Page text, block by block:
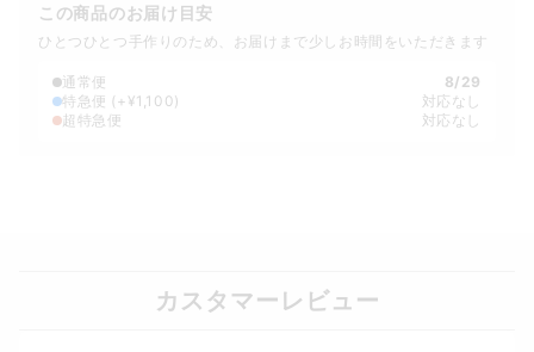
この商品のお届け目安
ひとつひとつ手作りのため、お届けまで少しお時間をいただきます
通常便
8/29
特急便 (+¥1,100)
対応なし
超特急便
対応なし
カスタマーレビュー